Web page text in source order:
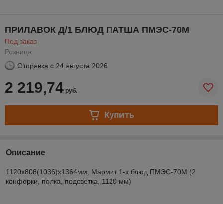
ПРИЛАВОК Д/1 БЛЮД ПАТША ПМЭС-70М
Под заказ
Розница
Отправка с 24 августа 2026
2 219,74 руб.
Купить
Описание
1120x808(1036)x1364мм, Мармит 1-х блюд ПМЭС-70М (2
конфорки, полка, подсветка, 1120 мм)